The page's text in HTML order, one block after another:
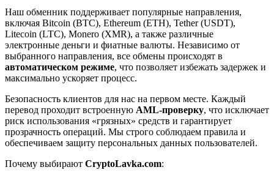
Наш обменник поддерживает популярные направления,
включая Bitcoin (BTC), Ethereum (ETH), Tether (USDT),
Litecoin (LTC), Monero (XMR), а также различные
электронные деньги и фиатные валюты. Независимо от
выбранного направления, все обмены происходят в
автоматическом режиме, что позволяет избежать задержек и
максимально ускоряет процесс.
Безопасность клиентов для нас на первом месте. Каждый
перевод проходит встроенную AML-проверку, что исключает
риск использования «грязных» средств и гарантирует
прозрачность операций. Мы строго соблюдаем правила и
обеспечиваем защиту персональных данных пользователей.
Почему выбирают CryptoLavka.com: